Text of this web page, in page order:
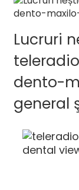
Lucruri
dento-
general